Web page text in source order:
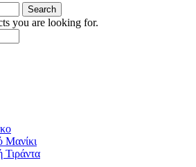
Search
you are looking for.
Μανίκι
Τιράντα